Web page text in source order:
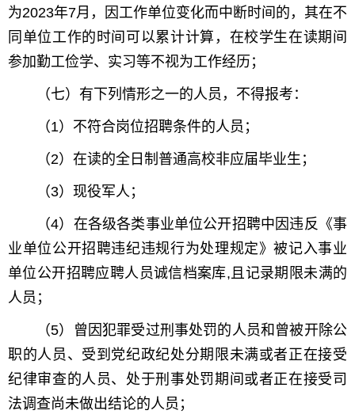
为2023年7月，因工作单位变化而中断时间的，其在不
同单位工作的时间可以累计计算，在校学生在读期间
参加勤工俭学、实习等不视为工作经历；
（七）有下列情形之一的人员，不得报考：
（1）不符合岗位招聘条件的人员；
（2）在读的全日制普通高校非应届毕业生；
（3）现役军人；
（4）在各级各类事业单位公开招聘中因违反《事
业单位公开招聘违纪违规行为处理规定》被记入事业
单位公开招聘应聘人员诚信档案库,且记录期限未满的
人员；
（5）曾因犯罪受过刑事处罚的人员和曾被开除公
职的人员、受到党纪政纪处分期限未满或者正在接受
纪律审查的人员、处于刑事处罚期间或者正在接受司
法调查尚未做出结论的人员；